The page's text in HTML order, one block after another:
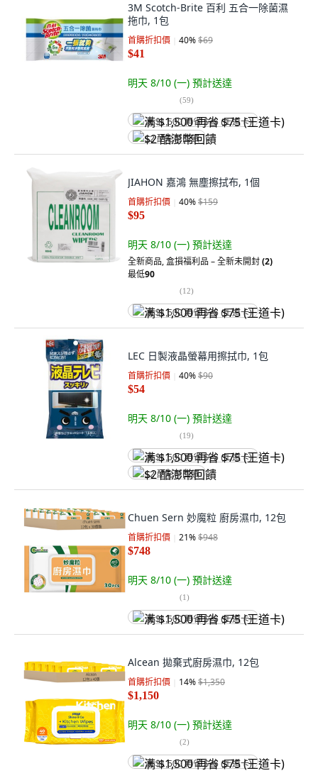
3M Scotch-Brite 百利 五合一除菌濕
拖巾, 1包
首購折扣價 40%$69
$41
明天 8/10 (一) 預計送達
(59)
满 $1,500 再省 $75 (王道卡)
$2 酷澎幣回饋
JIAHON 嘉鴻 無塵擦拭布, 1個
首購折扣價 40%$159
$95
明天 8/10 (一) 預計送達
全新商品,盒損福利品 – 全新未開封(2)
最低90
(12)
满 $1,500 再省 $75 (王道卡)
LEC 日製液晶螢幕用擦拭巾, 1包
首購折扣價 40%$90
$54
明天 8/10 (一) 預計送達
(19)
满 $1,500 再省 $75 (王道卡)
$2 酷澎幣回饋
Chuen Sern 妙魔粒 廚房濕巾, 12包
首購折扣價 21%$948
$748
明天 8/10 (一) 預計送達
(1)
满 $1,500 再省 $75 (王道卡)
Alcean 拋棄式廚房濕巾, 12包
首購折扣價 14%$1,350
$1,150
明天 8/10 (一) 預計送達
(2)
满 $1,500 再省 $75 (王道卡)